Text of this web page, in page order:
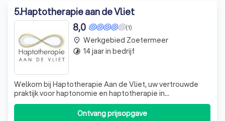
5.Haptotherapie aan de Vliet
(1)
8,0
Welkom bij Haptotherapie Aan de Vliet, uw vertrouwde
praktijk voor haptonomie en haptotherapie in
Leidschendam. Onder leiding van Judith de Coole, een
ervaren en toegewijde haptotherapeut, bieden we een
Ontvang prijsopgave
place Werkgebied Zoetermeer
timelapse 14 jaar in bedrijf